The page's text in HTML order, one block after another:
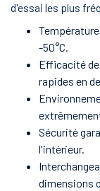
Filiales:
Angelantoni Test
Angelantoni Test
Angelantoni Test
Angelantoni Test
Langues: English
d'essai les plus
-50°C.
Efficacité
rapides en
Sécurité
l'intérieur.
dimensions